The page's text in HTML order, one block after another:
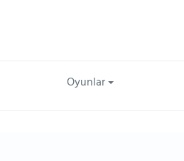
Oyunlar